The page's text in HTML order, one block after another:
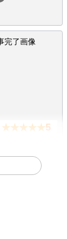
★★★★★5